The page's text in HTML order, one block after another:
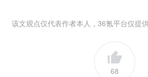
该文观点仅代表作者本人，36氪平台仅提
68